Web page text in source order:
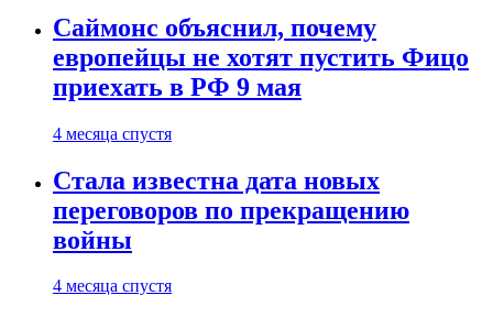
Саймонс объяснил, почему
европейцы не хотят пустить Фицо
приехать в РФ 9 мая
4 месяца спустя
Стала известна дата новых
переговоров по прекращению
войны
4 месяца спустя